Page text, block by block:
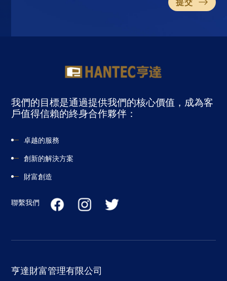
我們的目標是通過提供我們的核心價值，成為客
戶值得信賴的終身合作夥伴：
卓越的服務
創新的解決方案
財富創造
聯繫我們
亨達財富管理有限公司